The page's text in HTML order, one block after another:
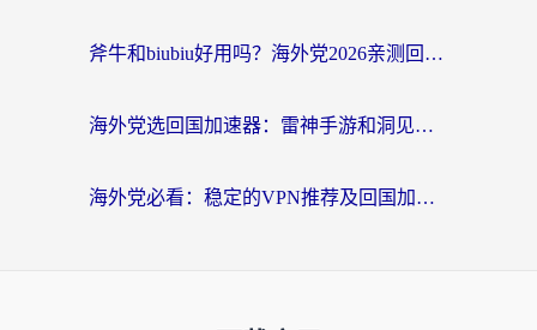
斧牛和biubiu好用吗？海外党2026亲测回国加速器指南，附番茄加速器深度体验
海外党选回国加速器：雷神手游和洞见哪个好？附iPhone免费VPN推荐及ChickCNUfunR实测
海外党必看：稳定的VPN推荐及回国加速器选择全攻略——告别地域限制，轻松刷国内资源